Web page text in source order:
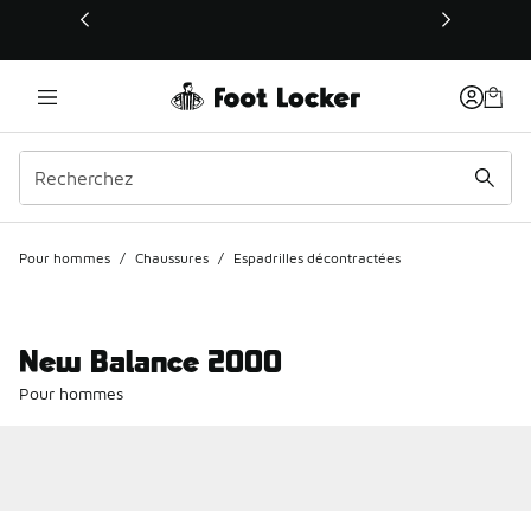
Ce lien s’ouvrira dans une nouvelle fenêtre
Pour hommes / Chaussures / Espadrilles décontractées
New Balance 2000
Pour hommes